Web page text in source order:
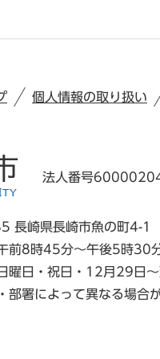
個人情報の取り扱い
法人番号
長崎県長崎市魚の町4-1
前8時45分～午後5時30
曜日・祝日・12月29日～
部署によって異なる場合